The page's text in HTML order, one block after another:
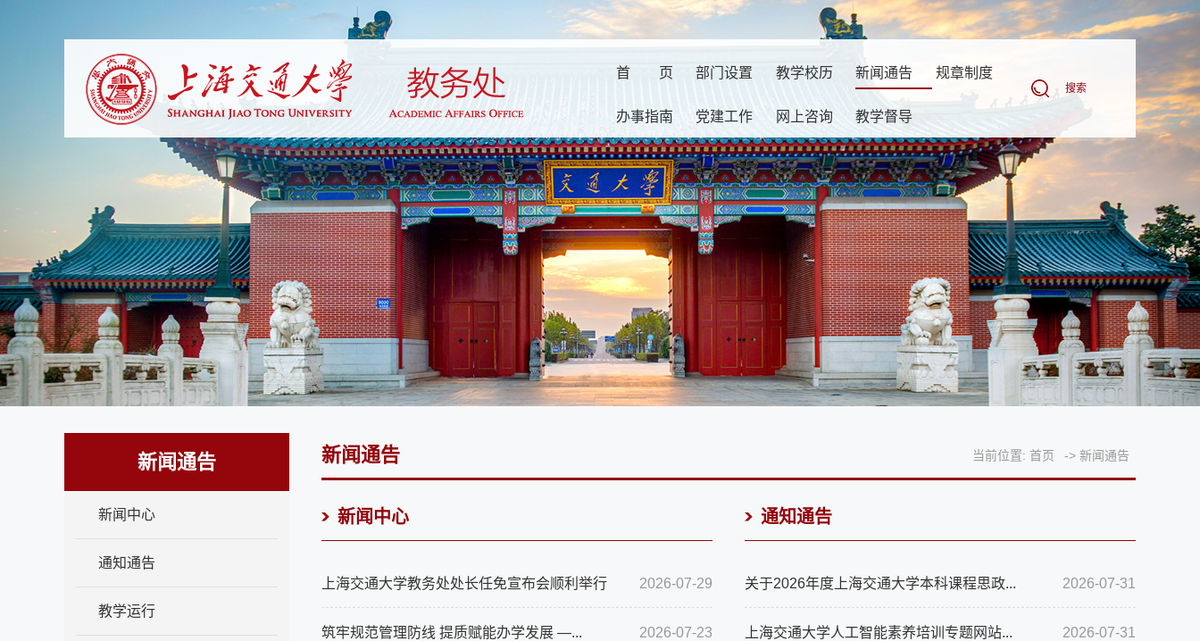
首 页 部门设置 教学校历 新闻通告 规章制度
办事指南 党建工作 网上咨询 教学督导
搜索
新闻通告
新闻中心
通知通告
教学运行
新闻通告 当前位置: 首页 -> 新闻通告
新闻中心
2026-07-29
上海交通大学教务处处长任免宣布会顺利举行
2026-07-23
筑牢规范管理防线 提质赋能办学发展 —...
通知通告
2026-07-31
关于2026年度上海交通大学本科课程思政...
2026-07-31
上海交通大学人工智能素养培训专题网站...